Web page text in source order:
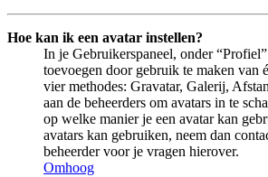
Hoe kan ik een avatar instellen?
In je Gebruikerspaneel, onder
toevoegen door gebruik te maken van
vier methodes: Gravatar, Galerij,
aan de beheerders om avatars in te
op welke manier je een avatar kan
avatars kan gebruiken, neem dan
beheerder voor je vragen hierover.
Omhoog